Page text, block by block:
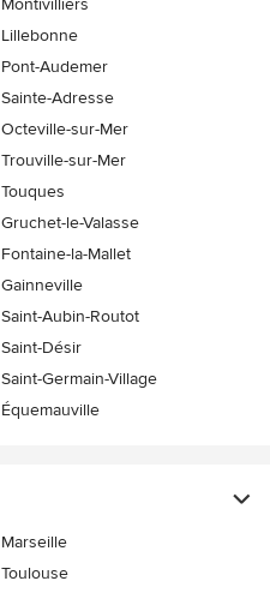
Montivilliers
Lillebonne
Pont-Audemer
Sainte-Adresse
Octeville-sur-Mer
Trouville-sur-Mer
Touques
Gruchet-le-Valasse
Fontaine-la-Mallet
Gainneville
Saint-Aubin-Routot
Saint-Désir
Saint-Germain-Village
Équemauville
Marseille
Toulouse